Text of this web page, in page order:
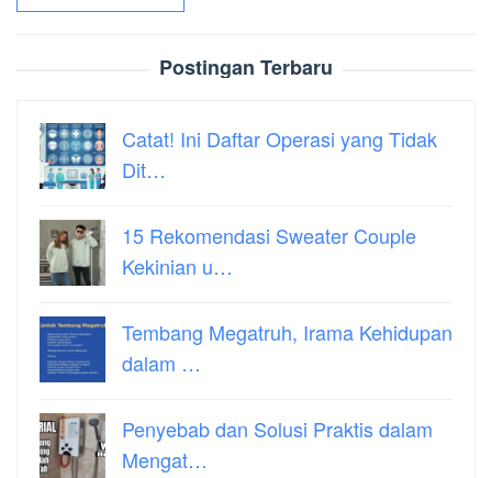
Postingan Terbaru
Catat! Ini Daftar Operasi yang Tidak
Dit…
15 Rekomendasi Sweater Couple
Kekinian u…
Tembang Megatruh, Irama Kehidupan
dalam …
Penyebab dan Solusi Praktis dalam
Mengat…